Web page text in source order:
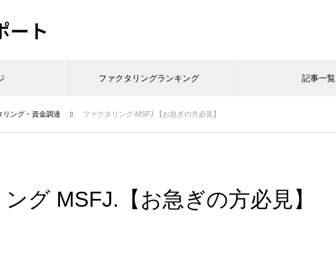
ート
ファクタリングランキング 記事一覧
リング・資金調達 ファクタリング MSFJ.【お急ぎの方必見】
グ MSFJ.【お急ぎの方必見】